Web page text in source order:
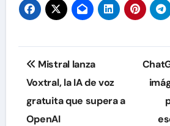
Navegación
de
entradas
Mistral lanza
Voxtral, la IA de voz
gratuita que supera a
OpenAI